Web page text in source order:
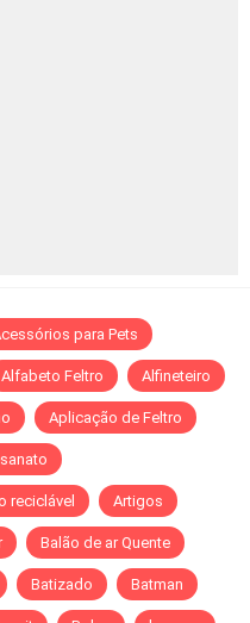
para Pets
Alfabeto Feltro Alfineteiro
Aplicação de Feltro
reciclável Artigos
Balão de ar Quente
Batizado Batman